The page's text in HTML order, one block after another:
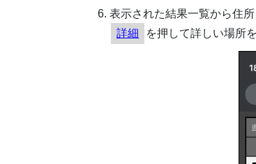
表示された結果一覧から住
詳細
を押して詳しい場所